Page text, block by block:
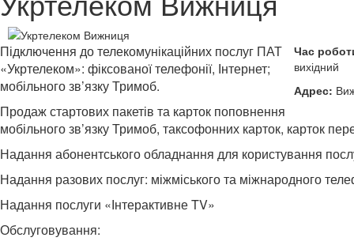
Час
вихідний
Адрес:
Підключення до телекомунікаційних послуг ПАТ
«Укртелеком»: фіксованої телефонії, Інтернет;
мобільного зв’язку Тримоб.
Продаж стартових пакетів та карток поповнення
мобільного зв’язку Тримоб, таксофонних карток, карток
Надання абонентського обладнання для користування
Надання разових послуг: міжміського та міжнародного
Надання послуги «Інтерактивне TV»
Обслуговування: